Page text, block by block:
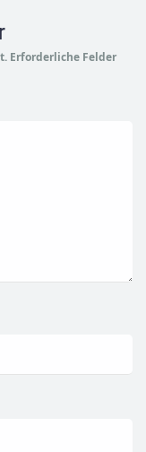
Erforderliche Felder